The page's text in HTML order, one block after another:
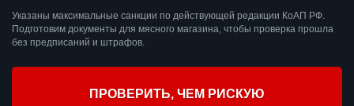
Указаны максимальные санкции по действующей редакции КоАП РФ.
Подготовим документы для мясного магазина, чтобы проверка прошла
без предписаний и штрафов.
ПРОВЕРИТЬ, ЧЕМ РИСКУЮ